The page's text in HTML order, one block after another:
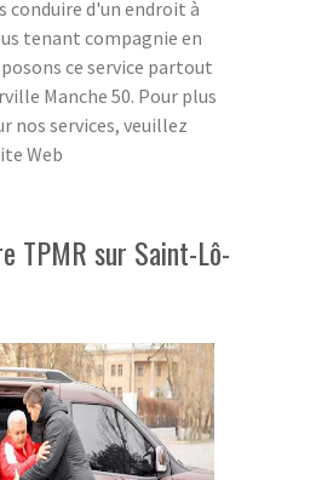
conduire d'un endroit à
tenant compagnie en
ce service partout
Manche 50. Pour plus
nos services, veuillez
Web
TPMR sur Saint-Lô-